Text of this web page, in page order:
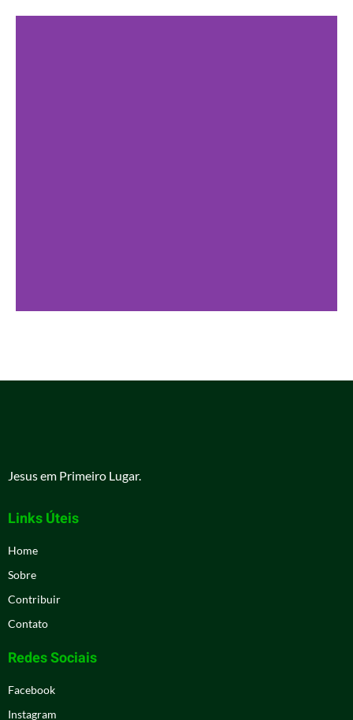
Jesus em Primeiro Lugar.
Links Úteis
Home
Sobre
Contribuir
Contato
Redes Sociais
Facebook
Instagram